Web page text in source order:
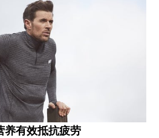
养有效抵抗疲劳